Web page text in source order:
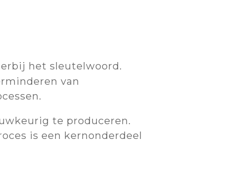
het sleutelwoord.
van
te produceren.
is een kernonderdeel